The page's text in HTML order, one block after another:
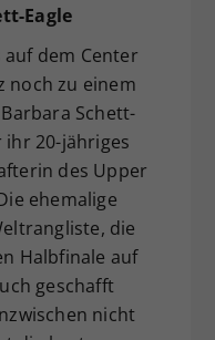
Eagle
auf dem Center
noch zu einem
Schett-
ihr 20-jähriges
des Upper
ehemalige
die
Halbfinale auf
geschafft
nicht